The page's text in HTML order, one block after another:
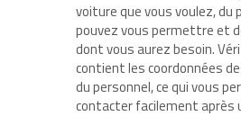
voiture que vous voulez, du
pouvez vous permettre et
dont vous aurez besoin.
contient les coordonnées
du personnel, ce qui vous
contacter facilement après